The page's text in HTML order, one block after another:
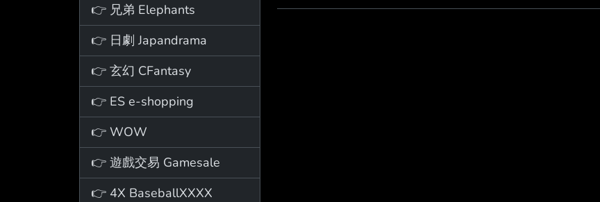
👉 兄弟 Elephants
👉 日劇 Japandrama
👉 玄幻 CFantasy
👉 ES e-shopping
👉 WOW
👉 遊戲交易 Gamesale
👉 4X BaseballXXXX